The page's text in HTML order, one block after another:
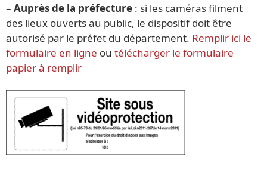
– Auprès de la préfecture : si les caméras filment
des lieux ouverts au public, le dispositif doit être
autorisé par le préfet du département. Remplir ici le
formulaire en ligne ou télécharger le formulaire
papier à remplir